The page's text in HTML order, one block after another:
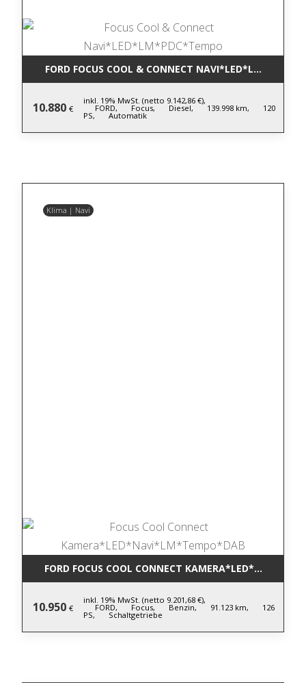
FORD FOCUS COOL & CONNECT
10.880 €
inkl. 19% MwSt. (netto 9.142,86 €),
FORD, Focus, Diesel, 139.998 km, 120
PS, Automatik
Klima | Navi
FORD FOCUS COOL CONNECT
10.950 €
inkl. 19% MwSt. (netto 9.201,68 €),
FORD, Focus, Benzin, 91.123 km, 126
PS, Schaltgetriebe